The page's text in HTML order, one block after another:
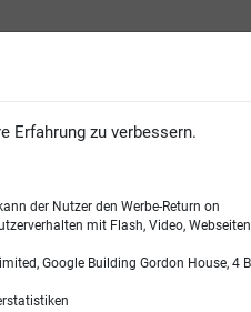
Erfahrung zu verbessern.
der Nutzer den Werbe-Return on
mit Flash, Video,
Google Building Gordon House, 4